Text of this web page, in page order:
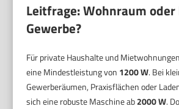
Leitfrage: Wohnraum
Gewerbe?
Für private Haushalte und
eine Mindestleistung von 1200 W. Bei
Gewerberäumen, Praxisflächen oder
sich eine robuste Maschine ab2000 W.